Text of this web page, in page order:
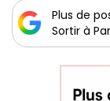
Plus de
Sortir à